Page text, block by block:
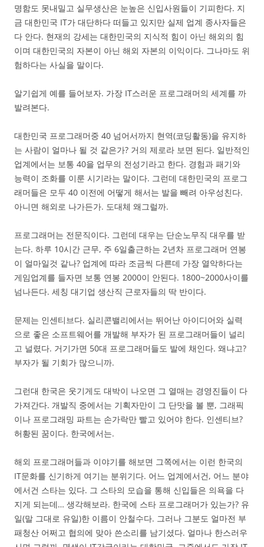
명함도 못내밀고 실무생산은 눈높은 신입사원들이 기피한다. 지
금 대한민국 IT가 대단하다 떠들고 있지만 실제 업계 종사자들은
다 안다. 현재의 강세는 대한민국의 지식적 힘이 아닌 해외의 힘
이며 대한민국의 자본이 아닌 해외 자본의 이익이다. 그나마도 위
험하다는 사실을 말이다.
알기쉽게 예를 들어보자. 가장 IT스러운 프로그래머의 세계를 까
발려본다.
대한민국 프로그래머중 40 넘어서까지 현역(코딩활동)을 유지하
는 사람이 얼마나 될 것 같은가? 거의 제로라 보면 된다. 일반적인
업계에서는 보통 40을 업무의 전성기라고 한다. 경험과 패기와
능력이 조화를 이룬 시기라는 말이다. 그런데 대한민국의 프로그
래머들은 모두 40 이전에 어떻게 해서는 발을 빼려 아우성친다.
아니면 해외로 나가든가. 도대체 왜그럴까.
프로그래머는 전문직이다. 그런데 대우는 단순노무직 대우를 받
는다. 하루 10시간 근무, 주 6일출근하는 2년차 프로그래머 연봉
이 얼마일것 같나? 업계에 따라 조금씩 다른데 가장 열악하다는
게임업계를 들자면 보통 연봉 2000이 안된다. 1800~2000사이를
넘나든다. 세칭 대기업 생산직 근로자들의 딱 반이다.
문제는 인센티브다. 실리콘밸리에서는 뛰어난 아이디어와 실력
으로 좋은 소프트웨어를 개발해 부자가 된 프로그래머들이 널리
고 널렸다. 거기가면 50대 프로그래머들도 발에 채인다. 왜냐고?
부자가 될 기회가 많으니까.
그런대 한국은 웃기게도 대박이 나오면 그 열매는 경영진들이 다
가져간다. 개발직 중에서는 기획자만이 그 단맛을 볼 뿐, 그래픽
이나 프로그래밍 파트는 손가락만 빨고 있어야 한다. 인센티브?
허황된 꿈이다. 한국에서는.
해외 프로그래머들과 이야기를 해보면 그쪽에서는 이런 한국의
IT문화를 신기하게 여기는 분위기다. 어느 업계에서건, 어느 분야
에서건 스타는 있다. 그 스타의 모습을 통해 신입들은 의욕을 다
지게 되는데… 생각해보라. 한국에 스타 프로그래머가 있는가? 유
일(말 그대로 유일)한 이름이 안철수다. 그러나 그분도 얼마전 부
패청산 어쩌고 협의에 맞아 쓴소리를 남기셨다. 얼마나 한스러우